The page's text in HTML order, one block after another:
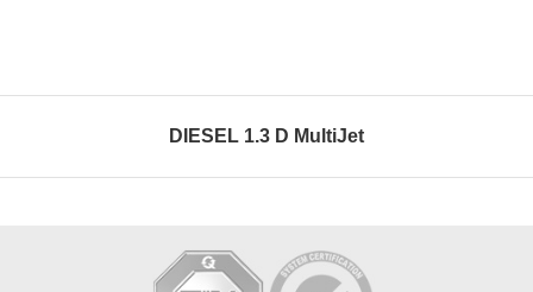
DIESEL 1.3 D MultiJet